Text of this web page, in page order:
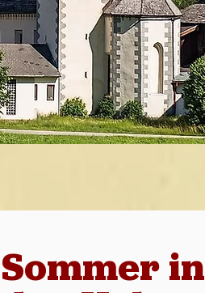
Sommer in